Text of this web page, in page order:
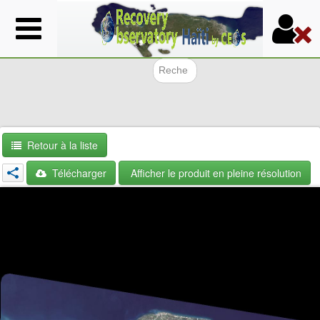
Aller
au
contenu
Retour à la liste
Télécharger
Afficher le produit en pleine résolution